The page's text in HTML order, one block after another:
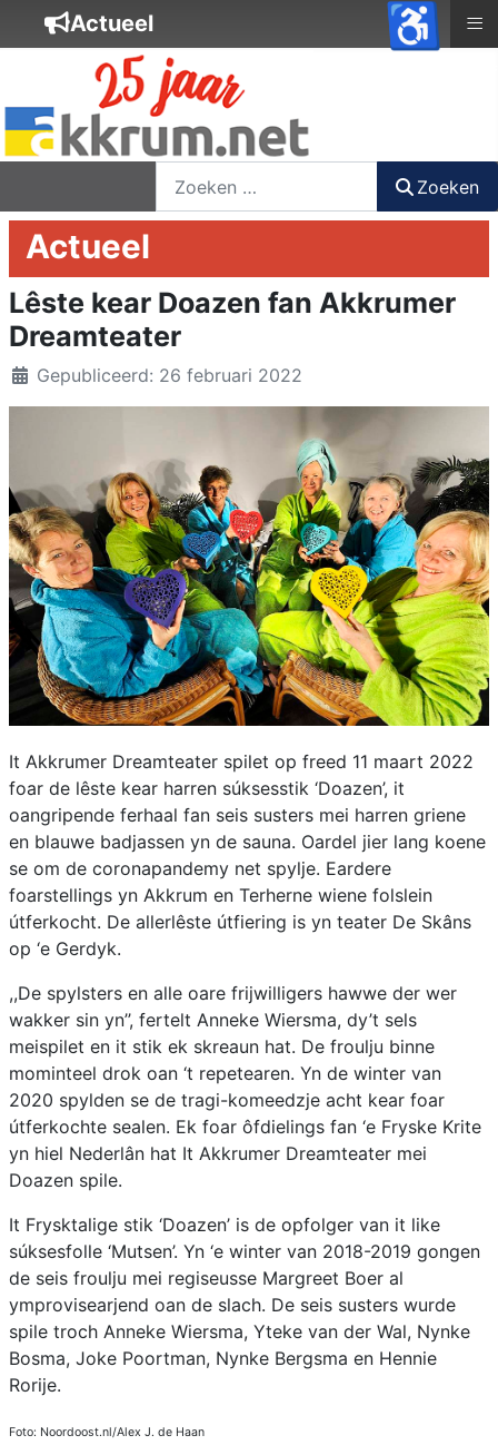
Zoeken
Actueel
Lêste kear Doazen fan Akkrumer
Dreamteater
DetailsGepubliceerd: 26 februari 2022
It Akkrumer Dreamteater spilet op freed 11 maart 2022
foar de lêste kear harren súksesstik ‘Doazen’, it
oangripende ferhaal fan seis susters mei harren griene
en blauwe badjassen yn de sauna. Oardel jier lang koene
se om de coronapandemy net spylje. Eardere
foarstellings yn Akkrum en Terherne wiene folslein
útferkocht. De allerlêste útfiering is yn teater De Skâns
op ‘e Gerdyk.
,,De spylsters en alle oare frijwilligers hawwe der wer
wakker sin yn’’, fertelt Anneke Wiersma, dy’t sels
meispilet en it stik ek skreaun hat. De froulju binne
mominteel drok oan ‘t repetearen. Yn de winter van
2020 spylden se de tragi-komeedzje acht kear foar
útferkochte sealen. Ek foar ôfdielings fan ‘e Fryske Krite
yn hiel Nederlân hat It Akkrumer Dreamteater mei
Doazen spile.
It Frysktalige stik ‘Doazen’ is de opfolger van it like
súksesfolle ‘Mutsen’. Yn ‘e winter van 2018-2019 gongen
de seis froulju mei regiseusse Margreet Boer al
ymprovisearjend oan de slach. De seis susters wurde
spile troch Anneke Wiersma, Yteke van der Wal, Nynke
Bosma, Joke Poortman, Nynke Bergsma en Hennie
Rorije.
Foto: Noordoost.nl/Alex J. de Haan
Actueel ≡
♿